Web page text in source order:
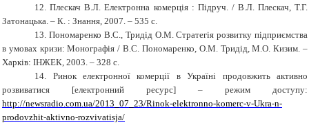
12. Плескач В.Л. Електронна комерція : Підруч. / В.Л. Плескач, Т.Г.
Затонацька. – К. : Знання, 2007. – 535 с.
13. Пономаренко В.С., Тридід О.М. Стратегія розвитку підприємства
в умовах кризи: Монографія / В.С. Пономаренко, О.М. Тридід, М.О. Кизим. –
Харків: ІНЖЕК, 2003. – 328 с.
14. Ринок електронної комерції в Україні продовжить активно
розвиватися [електронний ресурс] – режим доступу:
http://newsradio.com.ua/2013_07_23/Rinok-elektronno-komerc-v-Ukra-n-
prodovzhit-aktivno-rozvivatisja/